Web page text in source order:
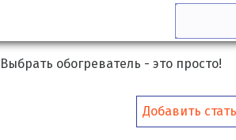
Выбрать обогреватель - это просто!
Добавить